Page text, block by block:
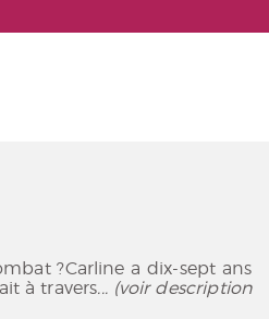
?Carline a dix-sept ans
à travers... (voir description